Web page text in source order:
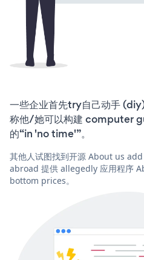
一些企业首先try自己动手
称他/她可以构建 computer
的“in 'no time'”。
其他人试图找到开源 About us
abroad 提供 allegedly 应用程序
bottom prices。